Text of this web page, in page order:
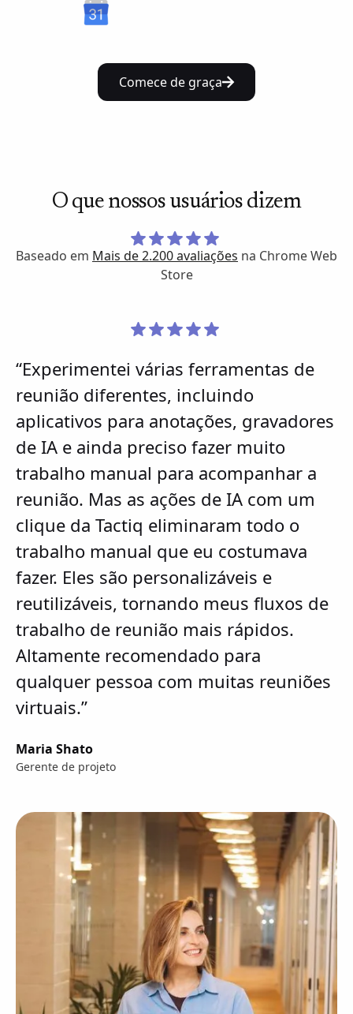
Comece de graça
O que nossos usuários dizem
Baseado em Mais de 2.200 avaliações na Chrome Web
Store
“Experimentei várias ferramentas de
reunião diferentes, incluindo
aplicativos para anotações, gravadores
de IA e ainda preciso fazer muito
trabalho manual para acompanhar a
reunião. Mas as ações de IA com um
clique da Tactiq eliminaram todo o
trabalho manual que eu costumava
fazer. Eles são personalizáveis e
reutilizáveis, tornando meus fluxos de
trabalho de reunião mais rápidos.
Altamente recomendado para
qualquer pessoa com muitas reuniões
virtuais.”
Maria Shato
Gerente de projeto